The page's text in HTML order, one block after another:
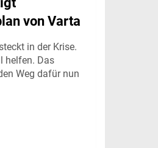
von Varta
in der Krise.
helfen. Das
Weg dafür nun